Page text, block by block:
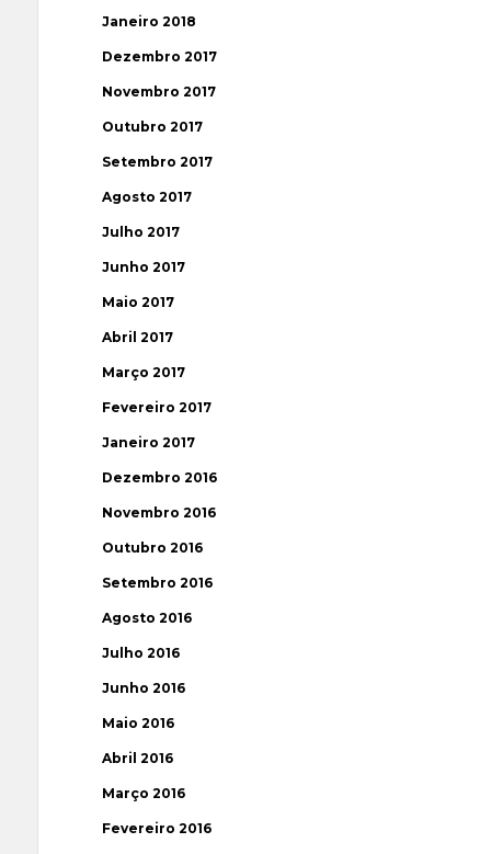
Janeiro 2018
Dezembro 2017
Novembro 2017
Outubro 2017
Setembro 2017
Agosto 2017
Julho 2017
Junho 2017
Maio 2017
Abril 2017
Março 2017
Fevereiro 2017
Janeiro 2017
Dezembro 2016
Novembro 2016
Outubro 2016
Setembro 2016
Agosto 2016
Julho 2016
Junho 2016
Maio 2016
Abril 2016
Março 2016
Fevereiro 2016